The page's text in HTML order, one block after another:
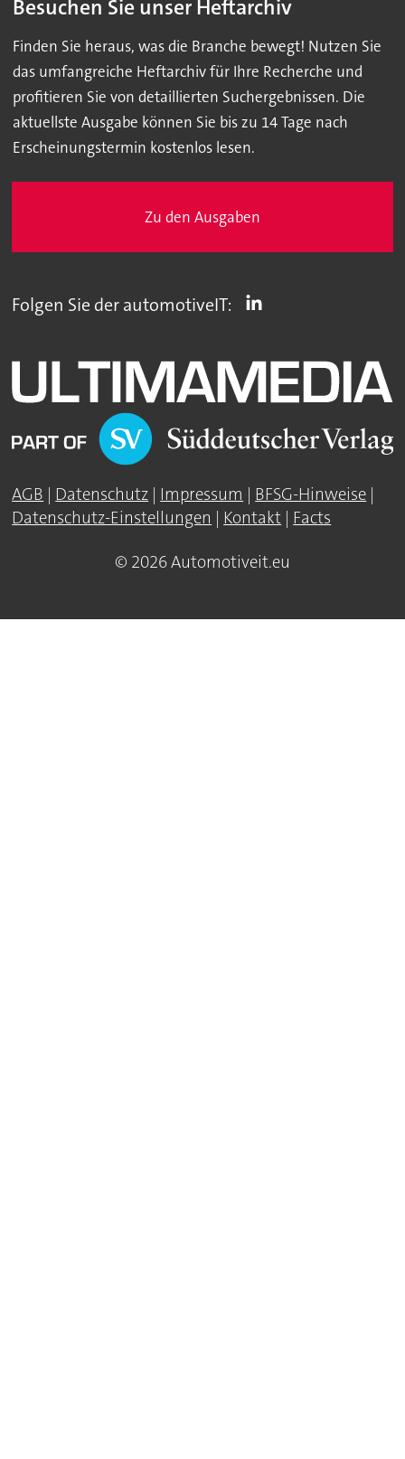
Besuchen Sie unser Heftarchiv
Finden Sie heraus, was die Branche bewegt! Nutzen Sie
das umfangreiche Heftarchiv für Ihre Recherche und
profitieren Sie von detaillierten Suchergebnissen. Die
aktuellste Ausgabe können Sie bis zu 14 Tage nach
Erscheinungstermin kostenlos lesen.
Zu den Ausgaben
Folgen Sie der automotiveIT:
AGB | Datenschutz | Impressum | BFSG-Hinweise |
Datenschutz-Einstellungen | Kontakt | Facts
© 2026 Automotiveit.eu